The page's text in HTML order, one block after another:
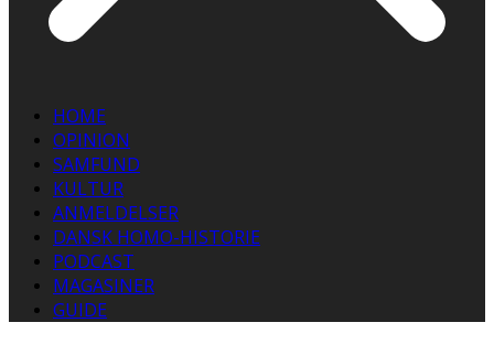
HOME
OPINION
SAMFUND
KULTUR
ANMELDELSER
DANSK HOMO-HISTORIE
PODCAST
MAGASINER
GUIDE